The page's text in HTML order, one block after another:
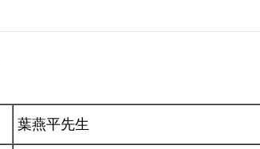
葉燕平先生